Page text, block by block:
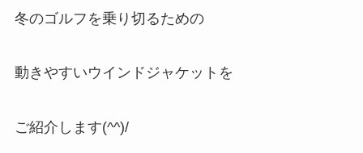
冬のゴルフを乗り切るための
動きやすいウインドジャケットを
ご紹介します(^^)/